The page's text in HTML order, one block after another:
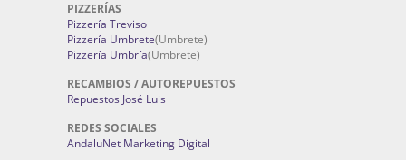
PIZZERÍAS
Pizzería Treviso
Pizzería Umbrete(Umbrete)
Pizzería Umbría(Umbrete)
RECAMBIOS / AUTOREPUESTOS
Repuestos José Luis
REDES SOCIALES
AndaluNet Marketing Digital